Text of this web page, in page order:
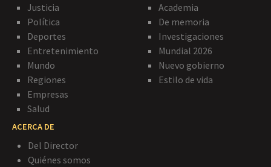
Justicia
Política
Deportes
Entretenimiento
Mundo
Regiones
Empresas
Salud
Academia
De memoria
Investigaciones
Mundial 2026
Nuevo gobierno
Estilo de vida
ACERCA DE
Del Director
Quiénes somos